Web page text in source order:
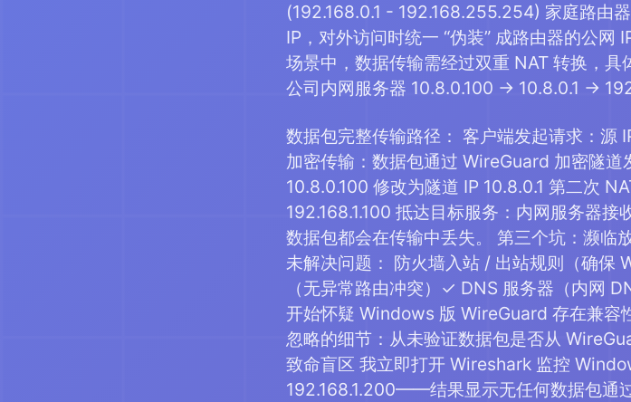
(192.168.0.1 - 192.168.255.254) 家庭路由
IP，对外访问时统一 “伪装” 成路由器的公
场景中，数据传输需经过双重 NAT 转换，
公司内网服务器 10.8.0.100 → 10.8.0.1 →
数据包完整传输路径： 客户端发起请求：
加密传输：数据包通过 WireGuard 加密隧
10.8.0.100 修改为隧道 IP 10.8.0.1 第二次
192.168.1.100 抵达目标服务：内网服务器接
数据包都会在传输中丢失。 第三个坑：濒临
未解决问题： 防火墙入站 / 出站规则（确
（无异常路由冲突）✓ DNS 服务器（内网
开始怀疑 Windows 版 WireGuard 存在兼容
忽略的细节：从未验证数据包是否从
致命盲区 我立即打开 Wireshark 监控
192.168.1.200——结果显示无任何数据包通